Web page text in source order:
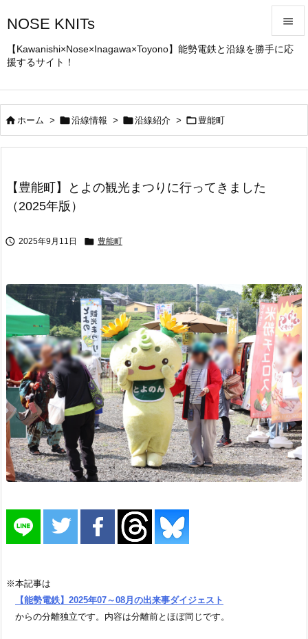
NOSE KNITs
【Kawanishi×Nose×Inagawa×Toyono】能勢電鉄と沿線を勝手に応
援するサイト！


前へ
ホーム > 沿線情報 > 沿線紹介 >  豊能町
【豊能町】とよの観光まつりに行ってきました
（2025年版）
 2025年9月11日  豊能町
※本記事は
【能勢電鉄】2025年07～08月の出来事ダイジェスト
からの分離独立です。内容は分離前とほぼ同じです。